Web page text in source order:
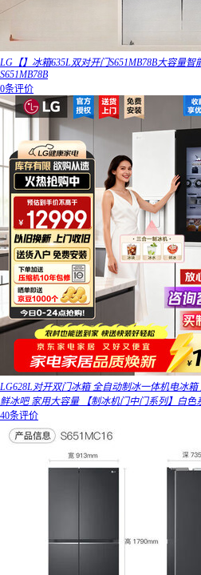
LG【】冰箱635L双对开门S651MB78B大容量
S651MB78B
0条评价
LG628L对开双门冰箱 全自动制冰一体机电冰
鲜冰吧 家用大容量 【制冰机门中门系列】白色
40条评价